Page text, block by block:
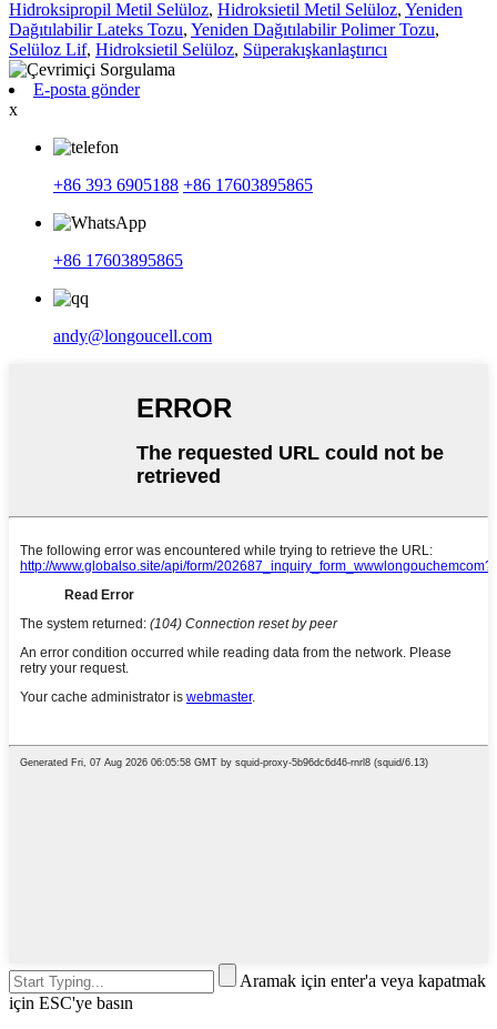
Hidroksipropil Metil Selüloz, Hidroksietil Metil Selüloz, Yeniden
Dağıtılabilir Lateks Tozu, Yeniden Dağıtılabilir Polimer Tozu,
Selüloz Lif, Hidroksietil Selüloz, Süperakışkanlaştırıcı
E-posta gönder
x
+86 393 6905188 +86 17603895865
+86 17603895865
andy@longoucell.com
Aramak için enter'a veya kapatmak
için ESC'ye basın